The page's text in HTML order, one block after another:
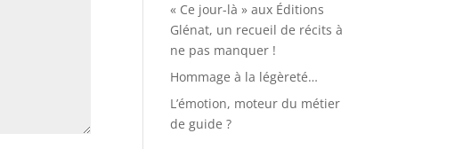
« Ce jour-là » aux Éditions
Glénat, un recueil de récits à
ne pas manquer !
Hommage à la légèreté…
L’émotion, moteur du métier
de guide ?